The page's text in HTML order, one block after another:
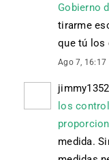
Gobierno
tirarme
que tú los
Ago 7, 16:17
los
medida.